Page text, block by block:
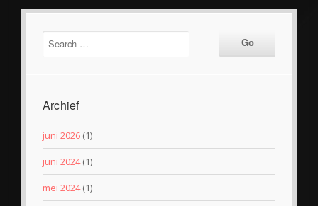
Archief
juni 2026 (1)
juni 2024(1)
mei 2024(1)